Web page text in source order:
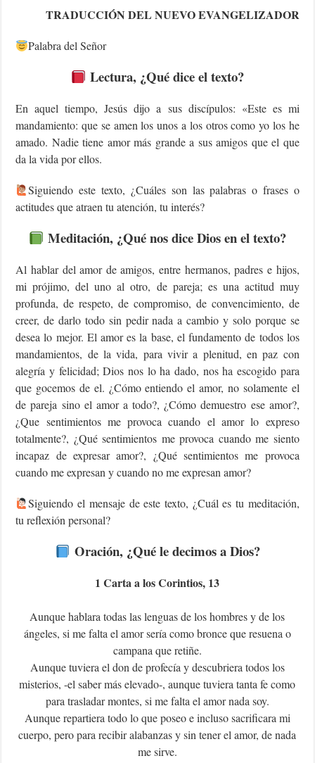
TRADUCCIÓN DEL NUEVO EVANGELIZADOR
Palabra del Señor
Lectura, ¿Qué dice el texto?
En aquel tiempo, Jesús dijo a sus discípulos: «Este es mi
mandamiento: que se amen los unos a los otros como yo los he
amado. Nadie tiene amor más grande a sus amigos que el que
da la vida por ellos.
‍Siguiendo este texto, ¿Cuáles son las palabras o frases o
actitudes que atraen tu atención, tu interés?
Meditación, ¿Qué nos dice Dios en el texto?
Al hablar del amor de amigos, entre hermanos, padres e hijos,
mi prójimo, del uno al otro, de pareja; es una actitud muy
profunda, de respeto, de compromiso, de convencimiento, de
creer, de darlo todo sin pedir nada a cambio y solo porque se
desea lo mejor. El amor es la base, el fundamento de todos los
mandamientos, de la vida, para vivir a plenitud, en paz con
alegría y felicidad; Dios nos lo ha dado, nos ha escogido para
que gocemos de el. ¿Cómo entiendo el amor, no solamente el
de pareja sino el amor a todo?, ¿Cómo demuestro ese amor?,
¿Que sentimientos me provoca cuando el amor lo expreso
totalmente?, ¿Qué sentimientos me provoca cuando me siento
incapaz de expresar amor?, ¿Qué sentimientos me provoca
cuando me expresan y cuando no me expresan amor?
Siguiendo el mensaje de este texto, ¿Cuál es tu meditación,
tu reflexión personal?
Oración, ¿Qué le decimos a Dios?
1 Carta a los Corintios, 13
Aunque hablara todas las lenguas de los hombres y de los
ángeles, si me falta el amor sería como bronce que resuena o
campana que retiñe.
Aunque tuviera el don de profecía y descubriera todos los
misterios, -el saber más elevado-, aunque tuviera tanta fe como
para trasladar montes, si me falta el amor nada soy.
Aunque repartiera todo lo que poseo e incluso sacrificara mi
cuerpo, pero para recibir alabanzas y sin tener el amor, de nada
me sirve.